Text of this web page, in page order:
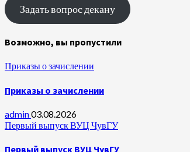
Задать вопрос декану
Возможно, вы пропустили
Приказы о зачислении
Приказы о зачислении
admin03.08.2026
Первый выпуск ВУЦ ЧувГУ
Первый выпуск ВУЦ ЧувГУ